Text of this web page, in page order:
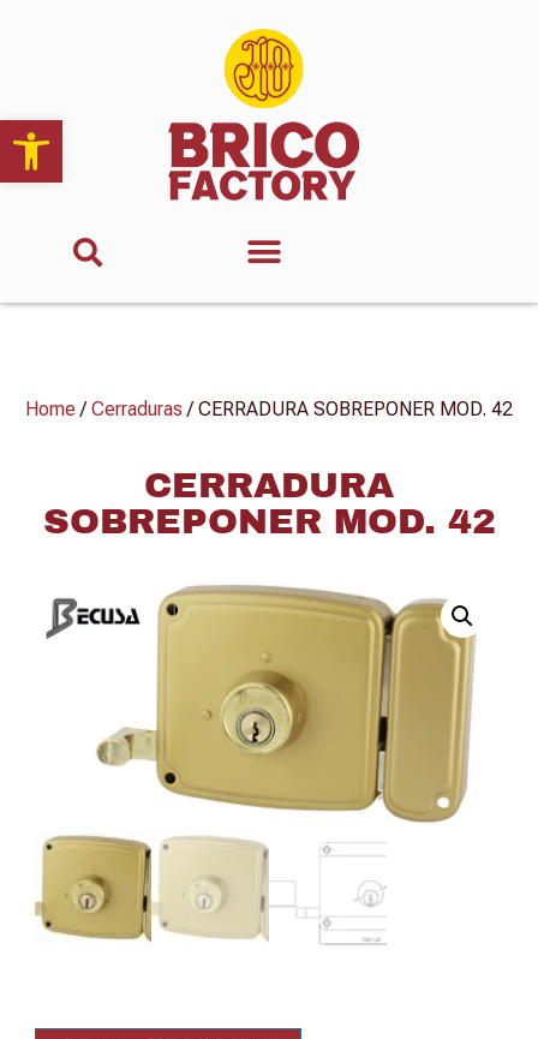
Abrir barra de herramientas
Home/Cerraduras / CERRADURA SOBREPONER MOD. 42
CERRADURA
SOBREPONER MOD. 42